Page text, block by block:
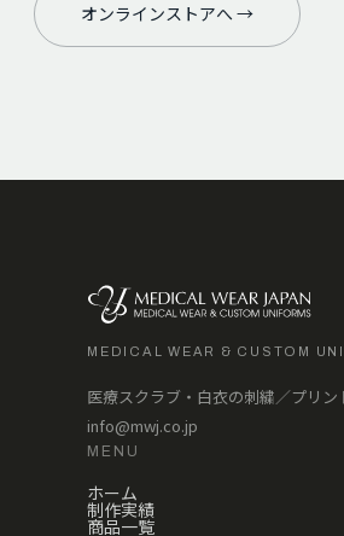
オンラインストアへ →
MEDICAL WEAR & CUSTOM
医療スクラブ・白衣の刺繍／プリン
info@mwj.co.jp
MENU
ホーム
制作実績
商品一覧